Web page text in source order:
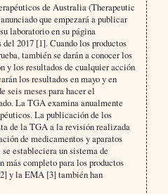
de Australia (Therapeutic
que empezará a publicar
laboratorio en su página
2017 [1]. Cuando los productos
también se darán a conocer los
y los resultados de cualquier acción
los resultados en mayo y en
seis meses para hacer el
La TGA examina anualmente
La publicación de los
de la TGA a la revisión realizada
de medicamentos y aparatos
estableciera un sistema de
completo para los productos
y la EMA [3] también han